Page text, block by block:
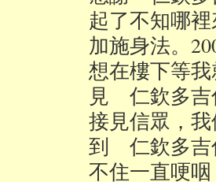
起了不知哪
加施身法。
想在樓下等
見 仁欽多吉
接見信眾，
到 仁欽多吉
不住一直哽